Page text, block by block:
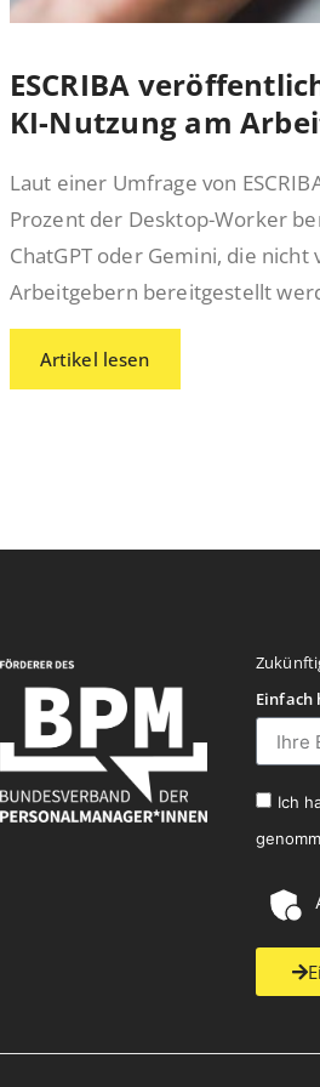
ESCRIBA
KI-Nutzung am
Laut einer Umfrage von
Prozent der Desktop-Worker
ChatGPT oder Gemini, die nicht
Arbeitgebern bereitgestellt
Artikel lesen
Einfach
Ich